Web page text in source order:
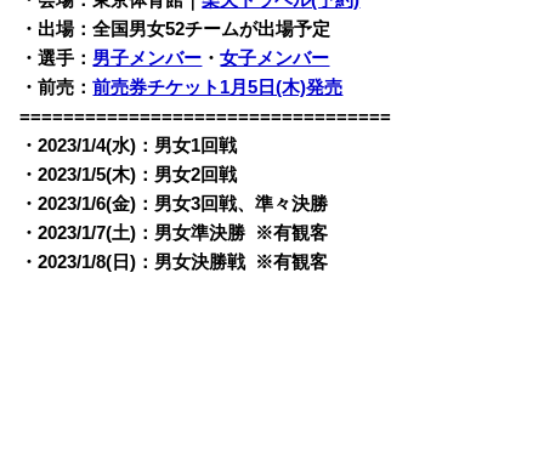
・出場：全国男女52チームが出場予定
・選手： 男子メンバー ・女子メンバー
・前売：前売券チケット1月5日(木)発売
==================================
・2023/1/4(水)：男女1回戦
・2023/1/5(木)：男女2回戦
・2023/1/6(金)：男女3回戦、準々決勝
・2023/1/7(土)：男女準決勝 ※有観客
・2023/1/8(日)：男女決勝戦 ※有観客